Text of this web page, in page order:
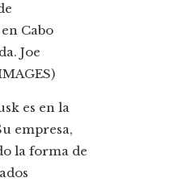
Cabo
Joe
es en la
empresa,
la forma de